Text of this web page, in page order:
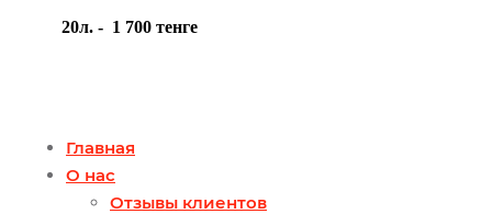
20л. - 1 700 тенге
Главная
О нас
Отзывы клиентов